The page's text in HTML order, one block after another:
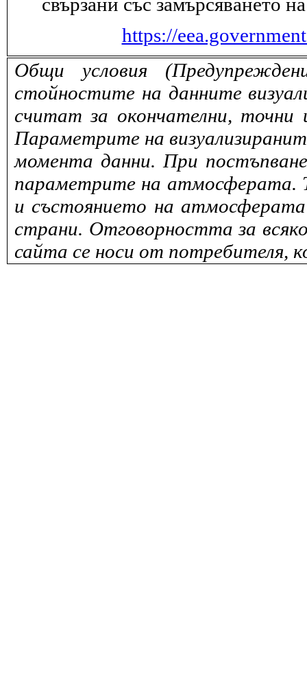
https://
Общи условия
стойностите на данните
считат за окончателни,
Параметрите на
момента данни. При
параметрите на атмосферата.
и състоянието на
страни. Отговорността за
сайта се носи от потребителя,